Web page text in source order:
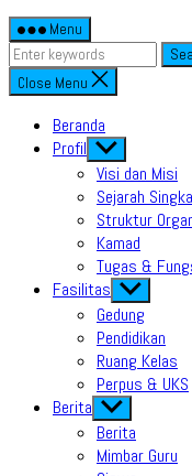
Menu
Close Menu
Beranda
Profil Show
sub
menu
Visi dan Misi
Sejarah
Struktur
Kamad
Tugas &
Fasilitas Show
sub
menu
Gedung
Pendidikan
Ruang Kelas
Perpus & UKS
Berita Show
sub
menu
Berita
Mimbar Guru